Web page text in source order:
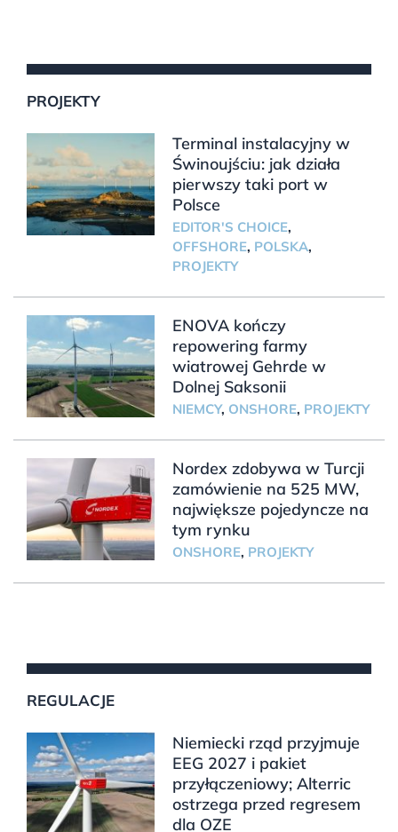
PROJEKTY
Terminal instalacyjny w
Świnoujściu: jak działa
pierwszy taki port w
Polsce
EDITOR'S CHOICE,
OFFSHORE, POLSKA,
PROJEKTY
ENOVA kończy
repowering farmy
wiatrowej Gehrde w
Dolnej Saksonii
NIEMCY, ONSHORE, PROJEKTY
Nordex zdobywa w Turcji
zamówienie na 525 MW,
największe pojedyncze na
tym rynku
ONSHORE, PROJEKTY
REGULACJE
Niemiecki rząd przyjmuje
EEG 2027 i pakiet
przyłączeniowy; Alterric
ostrzega przed regresem
dla OZE